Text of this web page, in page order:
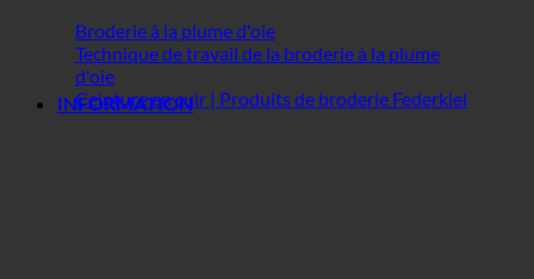
Broderie à la plume d'oie
Technique de travail de la broderie à la plume
d'oie
Ceinture en cuir | Produits de broderie Federkiel
INFORMATION